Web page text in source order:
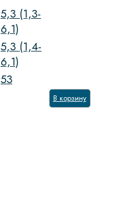
5,3 (1,3-
6,1)
5,3 (1,4-
6,1)
53
В корзину